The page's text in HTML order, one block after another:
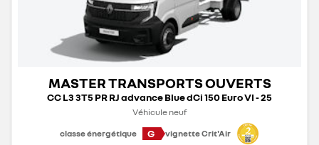
MASTER TRANSPORTS OUVERTS
CC L3 3T5 PR RJ advance Blue dCi 150 Euro VI - 25
Véhicule neuf
classe énergétique
G vignette Crit'Air